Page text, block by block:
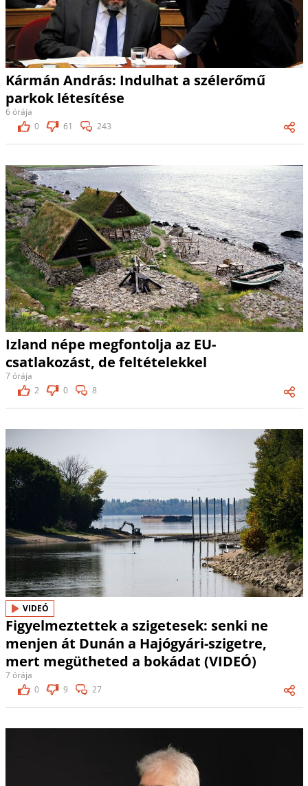
Kármán András: Indulhat a szélerőmű
parkok létesítése
6 órája
0
61 243
Izland népe megfontolja az EU-
csatlakozást, de feltételekkel
7 órája
2
0 8
VIDEÓ
Figyelmeztettek a szigetesek: senki ne
menjen át Dunán a Hajógyári-szigetre,
mert megütheted a bokádat (VIDEÓ)
7 órája
0
9 27